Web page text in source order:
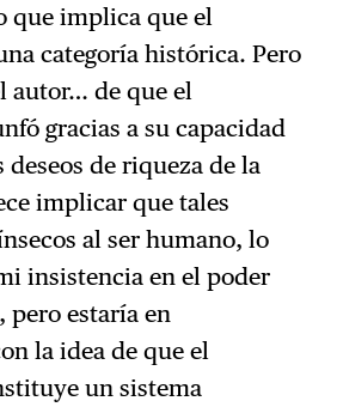
que implica que el
categoría histórica. Pero
autor… de que el
gracias a su capacidad
deseos de riqueza de la
implicar que tales
al ser humano, lo
insistencia en el poder
estaría en
la idea de que el
un sistema